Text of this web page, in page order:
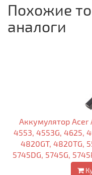
Похожие
аналоги
Аккумулятор Acer
4553, 4553G, 4625,
4820GT, 4820TG,
5745DG, 5745G,
5820TZG, 7745G,